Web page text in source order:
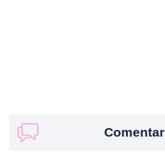
Comentar